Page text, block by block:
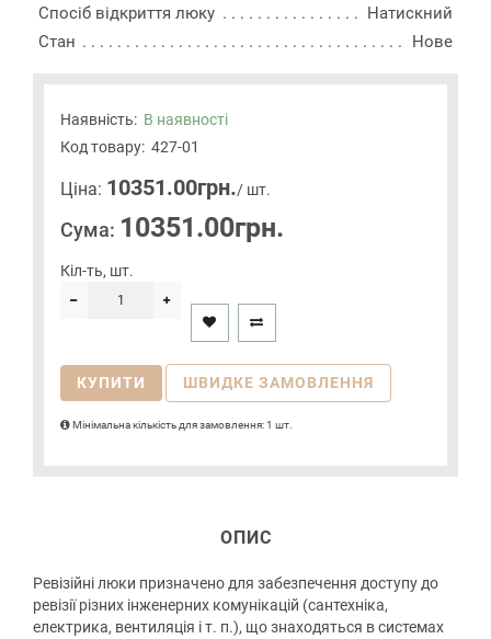
Спосіб відкриття люку
Натискний
Стан
Нове
Наявність: В наявності
Код товару: 427-01
Цiна: 10351.00грн./ шт.
Сума: 10351.00грн.
Кіл-ть, шт.
КУПИТИ ШВИДКЕ ЗАМОВЛЕННЯ
Мінімальна кількість для замовлення: 1 шт.
ОПИС
Ревізійні люки призначено для забезпечення доступу до
ревізії різних інженерних комунікацій (сантехніка,
електрика, вентиляція і т. п.), що знаходяться в системах